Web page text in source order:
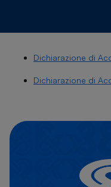
Dichiarazione di
Dichiarazione di